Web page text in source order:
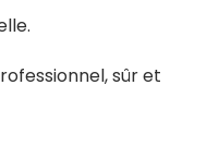
sûr et